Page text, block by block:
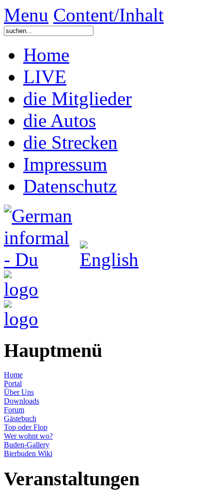
Menu Content/Inhalt
Home
LIVE
die Mitglieder
die Autos
die Strecken
Impressum
Datenschutz
Hauptmenü
Home
Portal
Über Uns
Downloads
Forum
Gästebuch
Top oder Flop
Wer wohnt wo?
Buden-Gallery
Bierbuden Wiki
Veranstaltungen